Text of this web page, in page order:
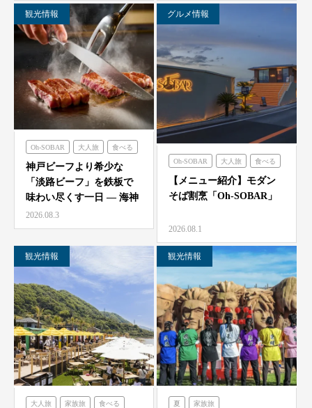
観光情報
Oh-SOBAR 大人旅 食べる
のじまスコーラ 海神人の食卓
神戸ビーフより希少な
「淡路ビーフ」を鉄板で
味わい尽くす一日 — 海神
人（アマン）の食卓
「桟…
2026.08.3
グルメ情報
Oh-SOBAR 大人旅 食べる
【メニュー紹介】モダン
そば割烹「Oh-SOBAR」
2026.08.1
観光情報
大人旅 家族旅 食べる
観光情報
夏 家族旅